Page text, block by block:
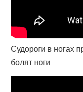
Судороги в ногах
болят ноги